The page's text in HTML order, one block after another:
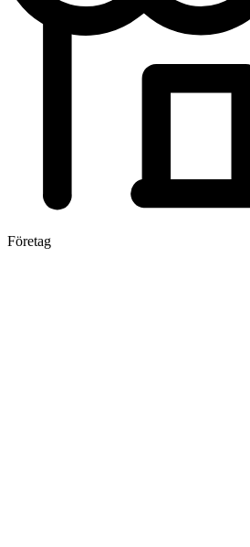
Företag